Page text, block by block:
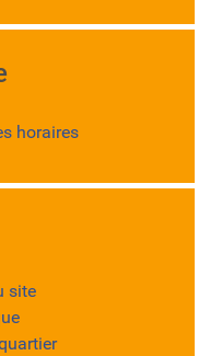
horaires
site